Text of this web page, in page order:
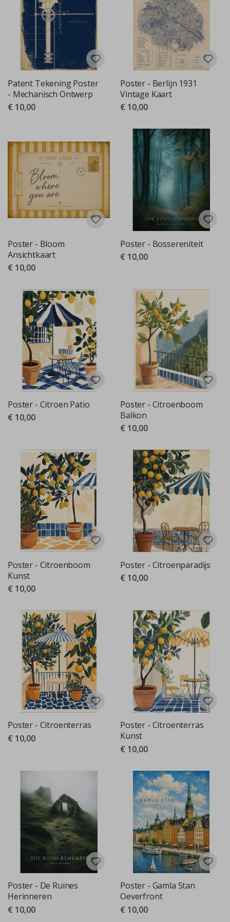
Patent Tekening Poster
- Mechanisch Ontwerp
€ 10,00
Poster - Berlijn 1931
Vintage Kaart
€ 10,00
Poster - Bloom
Ansichtkaart
€ 10,00
Poster - Bossereniteit
€ 10,00
Poster - Citroen Patio
€ 10,00
Poster - Citroenboom
Balkon
€ 10,00
Poster - Citroenboom
Kunst
€ 10,00
Poster - Citroenparadijs
€ 10,00
Poster - Citroenterras
€ 10,00
Poster - Citroenterras
Kunst
€ 10,00
Poster - De Ruïnes
Herinneren
€ 10,00
Poster - Gamla Stan
Oeverfront
€ 10,00